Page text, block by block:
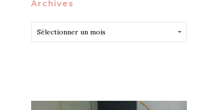
Archives
Archives
Sélectionner un mois
Archives